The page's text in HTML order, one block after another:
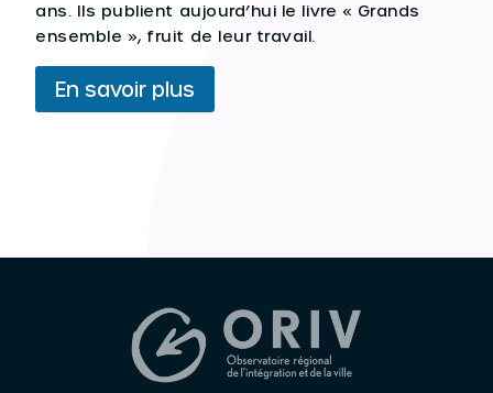
ans. Ils publient aujourd’hui le livre « Grands
ensemble », fruit de leur travail.
En savoir plus